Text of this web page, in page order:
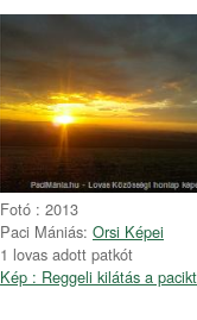
Fotó : 2013
Paci Mániás: Orsi Képei
1 lovas adott patkót
Kép : Reggeli kilátás a